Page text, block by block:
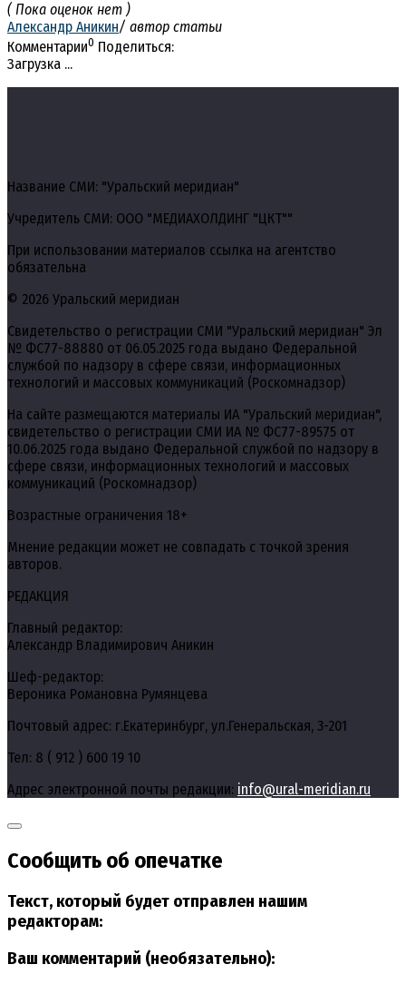
( Пока оценок нет )
Александр Аникин/ автор статьи
Комментарии0 Поделиться:
Загрузка ...
Название СМИ: "Уральский меридиан"
Учредитель СМИ: ООО "МЕДИАХОЛДИНГ "ЦКТ""
При использовании материалов ссылка на агентство
обязательна
© 2026 Уральский меридиан
Свидетельство о регистрации СМИ "Уральский меридиан" Эл
№ ФС77-88880 от 06.05.2025 года выдано Федеральной
службой по надзору в сфере связи, информационных
технологий и массовых коммуникаций (Роскомнадзор)
На сайте размещаются материалы ИА "Уральский меридиан",
свидетельство о регистрации СМИ ИА № ФС77-89575 от
10.06.2025 года выдано Федеральной службой по надзору в
сфере связи, информационных технологий и массовых
коммуникаций (Роскомнадзор)
Возрастные ограничения 18+
Мнение редакции может не совпадать с точкой зрения
авторов.
РЕДАКЦИЯ
Главный редактор:
Александр Владимирович Аникин
Шеф-редактор:
Вероника Романовна Румянцева
Почтовый адрес: г.Екатеринбург, ул.Генеральская, 3-201
Тел: 8 ( 912 ) 600 19 10
Адрес электронной почты редакции: info@ural-meridian.ru
Сообщить об опечатке
Текст, который будет отправлен нашим
редакторам:
Ваш комментарий (необязательно):